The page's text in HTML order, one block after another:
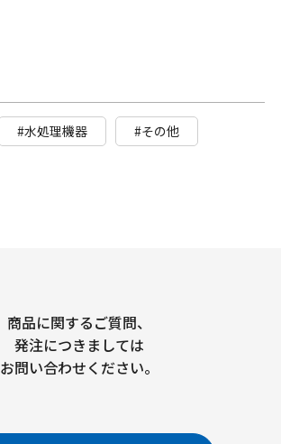
#水処理機器 #その他
商品に関するご質問、
発注につきましては
お問い合わせください。